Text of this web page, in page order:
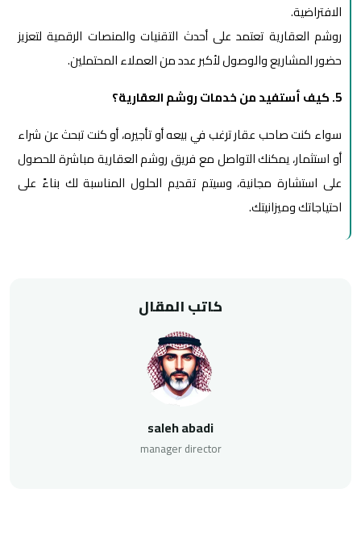
كاتب المقال
saleh abadi
manager director
الافتراضية.
روشم العقارية تعتمد على أحدث التقنيات والمنصات الرقمية لتعزيز
حضور المشاريع والوصول لأكبر عدد من العملاء المحتملين.
5. كيف أستفيد من خدمات روشم العقارية؟
سواء كنت صاحب عقار ترغب في بيعه أو تأجيره، أو كنت تبحث عن شراء
أو استثمار، يمكنك التواصل مع فريق روشم العقارية مباشرة للحصول
على استشارة مجانية، وسيتم تقديم الحلول المناسبة لك بناءً على
احتياجاتك وميزانيتك.